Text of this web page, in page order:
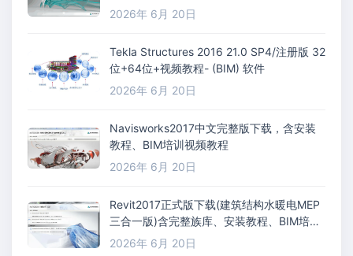
2026年 6月 20日
Tekla Structures 2016 21.0 SP4/注册版 32
位+64位+视频教程- (BIM) 软件
2026年 6月 20日
Navisworks2017中文完整版下载，含安装
教程、BIM培训视频教程
2026年 6月 20日
Revit2017正式版下载(建筑结构水暖电MEP
三合一版)含完整族库、安装教程、BIM培训
视频教程
2026年 6月 20日